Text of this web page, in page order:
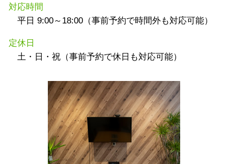
対応時間
平日 9:00～18:00（事前予約で時間外も対応可能）
定休日
土・日・祝（事前予約で休日も対応可能）